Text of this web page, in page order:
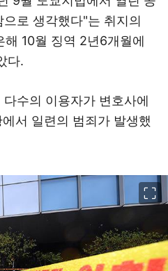
로 생각했다"는 취지의
10월 징역 2년6개월에
다.
수의 이용자가 변호사에
서 일련의 범죄가 발생했